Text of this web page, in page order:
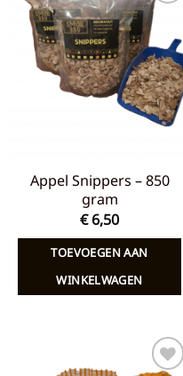
Toevoegen
aan
verlanglijst
Appel Snippers – 850
gram
€6,50
TOEVOEGEN AAN
WINKELWAGEN